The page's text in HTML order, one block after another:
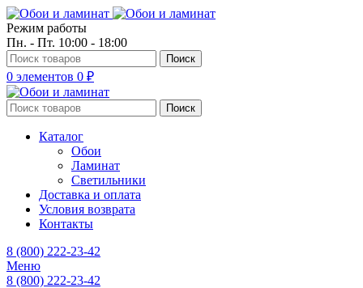
Режим работы
Пн. - Пт. 10:00 - 18:00
Поиск
0 элементов 0 ₽
Поиск
Каталог
Обои
Ламинат
Светильники
Доставка и оплата
Условия возврата
Контакты
8 (800) 222-23-42
Меню
8 (800) 222-23-42